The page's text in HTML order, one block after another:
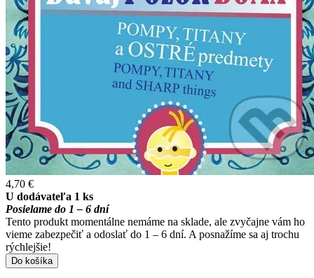
4,70 €
U dodávateľa 1 ks
Posielame do 1 – 6 dní
Tento produkt momentálne nemáme na sklade, ale zvyčajne vám ho
vieme zabezpečiť a odoslať do 1 – 6 dní. A posnažíme sa aj trochu
rýchlejšie!
Do košíka